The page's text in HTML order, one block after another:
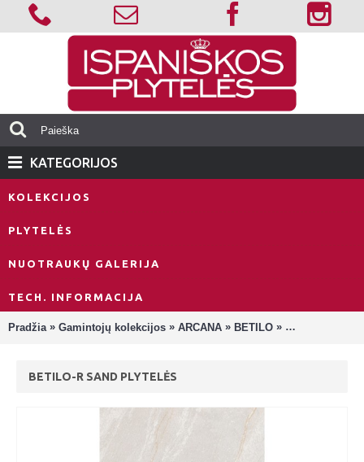
KATEGORIJOS
KOLEKCIJOS
PLYTELĖS
NUOTRAUKŲ GALERIJA
TECH. INFORMACIJA
Pradžia » Gamintojų kolekcijos » ARCANA » BETILO » Betilo-R Sand
BETILO-R SAND PLYTELĖS